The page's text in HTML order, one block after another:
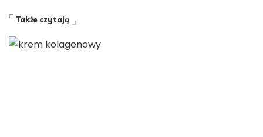
Także czytają